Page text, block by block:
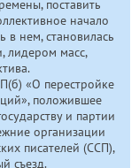
поставить
начало
в нем, становилась
лидером масс,
«О перестройке
положившее
и партии
организации
писателей (ССП),
съезд.